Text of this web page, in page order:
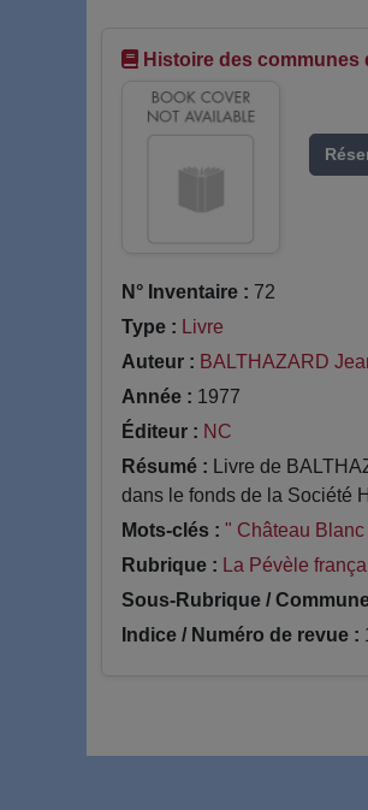
Histoire des communes
N° Inventaire : 72
Type : Livre
Auteur : BALTHAZARD
Année : 1977
Éditeur : NC
Résumé : Livre de
dans le fonds de la Société
Mots-clés : " Château Blanc
Rubrique : La Pévèle
Sous-Rubrique /
Indice / Numéro de revue : 1